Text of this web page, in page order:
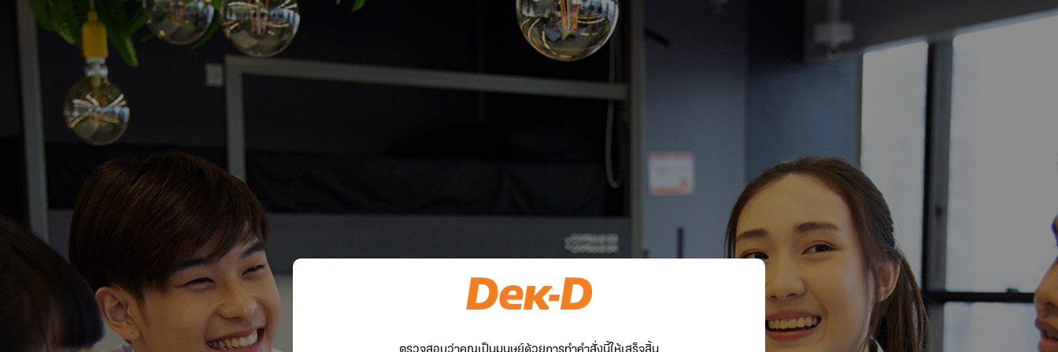
ตรวจสอบว่าคุณเป็นมนุษย์ด้วยการทำคำสั่งนี้ให้เสร็จสิ้น